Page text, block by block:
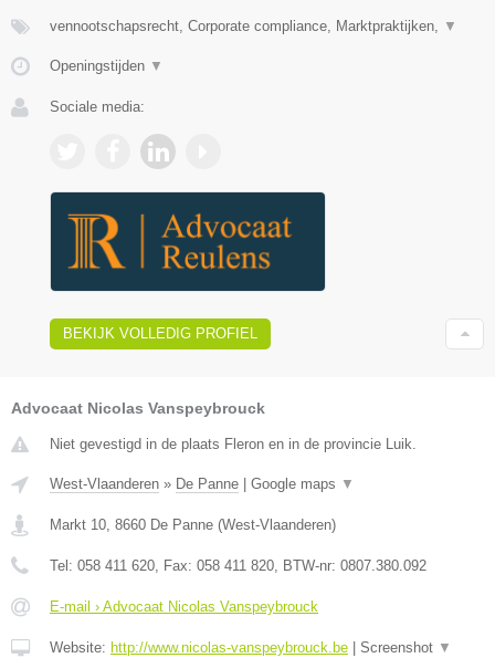
vennootschapsrecht, Corporate compliance, Marktpraktijken, ▼
Openingstijden ▼
Sociale media:
BEKIJK VOLLEDIG PROFIEL
Advocaat Nicolas Vanspeybrouck
Niet gevestigd in de plaats Fleron en in de provincie Luik.
West-Vlaanderen » De Panne Google maps ▼
Markt 10, 8660 De Panne (West-Vlaanderen)
Tel: 058 411 620, Fax: 058 411 820, BTW-nr: 0807.380.092
E-mail › Advocaat Nicolas Vanspeybrouck
Website: http://www.nicolas-vanspeybrouck.be Screenshot ▼